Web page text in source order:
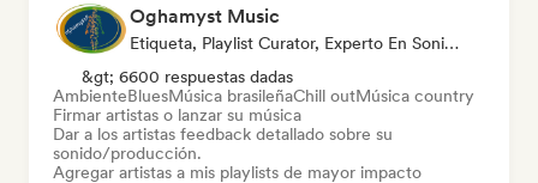
Oghamyst Music
Etiqueta, Playlist Curator, Experto En Sonido
&gt; 6600 respuestas dadas
AmbienteBluesMúsica brasileñaChill outMúsica country
Firmar artistas o lanzar su música
Dar a los artistas feedback detallado sobre su
sonido/producción.
Agregar artistas a mis playlists de mayor impacto